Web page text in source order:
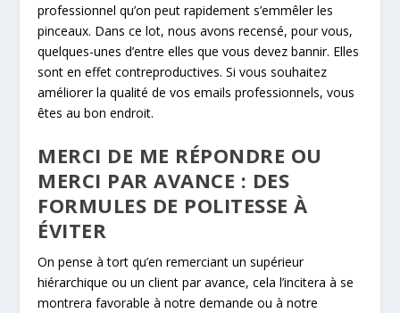
professionnel qu’on peut rapidement s’emmêler les
pinceaux. Dans ce lot, nous avons recensé, pour vous,
quelques-unes d’entre elles que vous devez bannir. Elles
sont en effet contreproductives. Si vous souhaitez
améliorer la qualité de vos emails professionnels, vous
êtes au bon endroit.
MERCI DE ME RÉPONDRE OU
MERCI PAR AVANCE : DES
FORMULES DE POLITESSE À
ÉVITER
On pense à tort qu’en remerciant un supérieur
hiérarchique ou un client par avance, cela l’incitera à se
montrera favorable à notre demande ou à notre